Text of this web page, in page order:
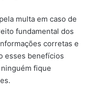
multa em caso de
fundamental dos
corretas e
esses benefícios
fique